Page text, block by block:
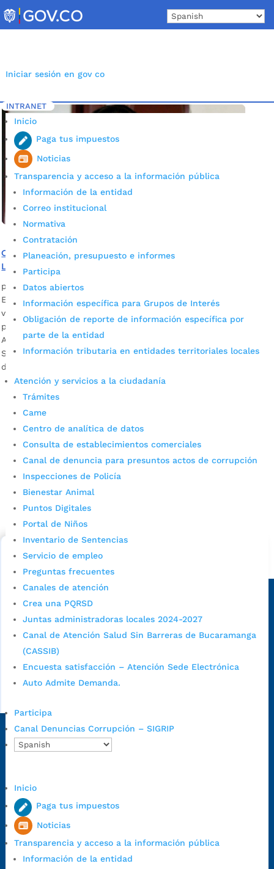
to
content
Iniciar sesión en gov co
INTRANET
Inicio
Paga tus impuestos
Noticias
Transparencia y acceso a la información pública
Información de la entidad
Correo institucional
Normativa
Contratación
Planeación, presupuesto e informes
Participa
Datos abiertos
Información específica para Grupos de Interés
Obligación de reporte de información específica por
parte de la entidad
Información tributaria en entidades territoriales locales
Atención y servicios a la ciudadanía
Trámites
Came
Centro de analítica de datos
Consulta de establecimientos comerciales
Canal de denuncia para presuntos actos de corrupción
Inspecciones de Policía
Bienestar Animal
Puntos Digitales
Portal de Niños
Inventario de Sentencias
Servicio de empleo
Preguntas frecuentes
Canales de atención
Crea una PQRSD
Juntas administradoras locales 2024-2027
Canal de Atención Salud Sin Barreras de Bucaramanga
(CASSIB)
Encuesta satisfacción – Atención Sede Electrónica
Auto Admite Demanda.
Participa
Canal Denuncias Corrupción – SIGRIP
Inicio
Paga tus impuestos
Noticias
Transparencia y acceso a la información pública
Información de la entidad
Inicio 5 Etiqueta: Maltrato Intrafamiliar
Centro Integral de la Mujer, la mano amiga que encontró
Lady Carrillo en Bucaramanga
por Alcaldía de Bucaramanga
En lo que va corrido del presente año más de 200 mujeres
víctimas de violencia intrafamiliar han recibido atención
psicosocial y jurídica en el Centro Integral de la Mujer de la
Alcaldía de Bucaramanga. Descargar audios: María Emilce
Salcedo, coordinadora del CIM / Lady Carrillo, beneficiaria
del CMI Uno de estos casos fue el de […]
Cupos Escolares Bucaramanga 2022
Consulta aqui los pasos para inscribirse y solicitar un
cupo escolar en los colegios oficiales de
Bucaramanga.
Alcaldía de Bucaramanga
Sede principal
Dirección Fase I:Calle 35 # 10-43, Bucaramanga, Santander,
Colombia.
Colombia
Código Postal:
Horario de Atención:
1:00 p.m. a 5:30 p.m. / viernes jornada continua en el horario de
7:00 a.m. a 5:00 p.m., con 30 minutos de descanso al medio día.
Horario de Atención CAME (Central):